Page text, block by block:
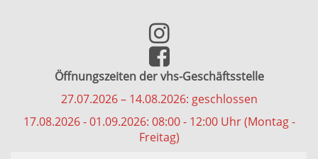
Öffnungszeiten der vhs-Geschäftsstelle
27.07.2026 – 14.08.2026: geschlossen
17.08.2026 - 01.09.2026: 08:00 - 12:00 Uhr (Montag -
Freitag)